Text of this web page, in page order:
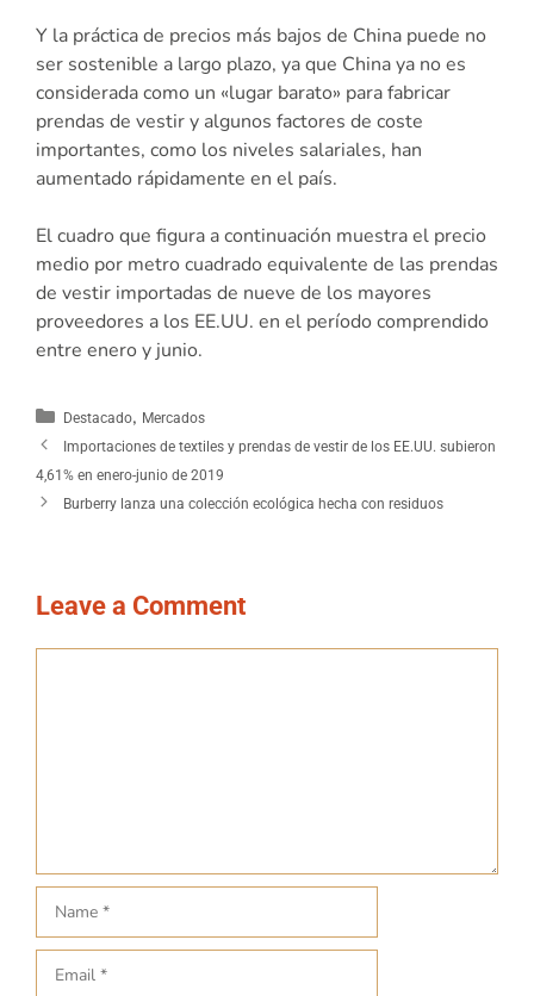
Y la práctica de precios más bajos de China puede no
ser sostenible a largo plazo, ya que China ya no es
considerada como un «lugar barato» para fabricar
prendas de vestir y algunos factores de coste
importantes, como los niveles salariales, han
aumentado rápidamente en el país.
El cuadro que figura a continuación muestra el precio
medio por metro cuadrado equivalente de las prendas
de vestir importadas de nueve de los mayores
proveedores a los EE.UU. en el período comprendido
entre enero y junio.
Destacado, Mercados
Importaciones de textiles y prendas de vestir de los EE.UU. subieron
4,61% en enero-junio de 2019
Burberry lanza una colección ecológica hecha con residuos
Leave a Comment